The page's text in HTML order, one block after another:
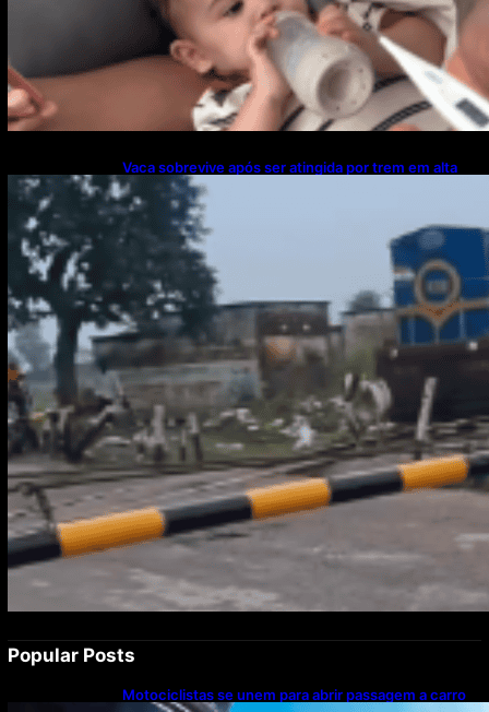
Vaca sobrevive após ser atingida por trem em alta
velocidade
Popular Posts
Motociclistas se unem para abrir passagem a carro